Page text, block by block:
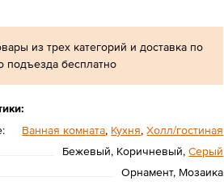
из трех категорий и доставка по
подъезда бесплатно
Ванная комната, Кухня,Холл/гостиная
Бежевый, Коричневый,Серый
Орнамент, Мозаика